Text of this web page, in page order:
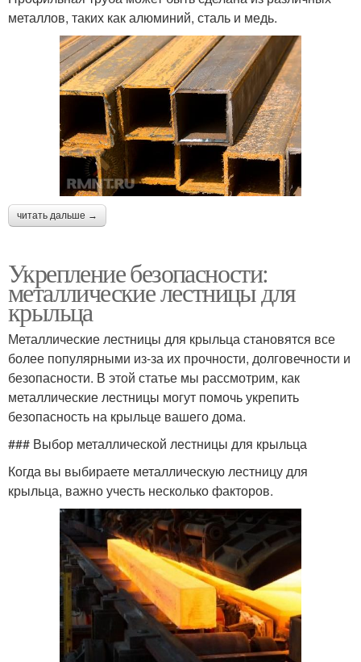
металлов, таких как алюминий, сталь и медь.
читать дальше →
Укрепление безопасности:
металлические лестницы для
крыльца
Металлические лестницы для крыльца становятся все
более популярными из-за их прочности, долговечности и
безопасности. В этой статье мы рассмотрим, как
металлические лестницы могут помочь укрепить
безопасность на крыльце вашего дома.
### Выбор металлической лестницы для крыльца
Когда вы выбираете металлическую лестницу для
крыльца, важно учесть несколько факторов.